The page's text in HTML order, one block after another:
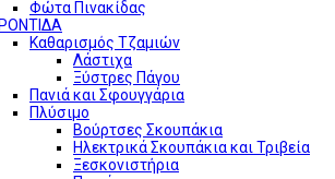
Φώτα Πινακίδας
Καθαρισμός Τζαμιών
Λάστιχα
Ξύστρες Πάγου
Πανιά και Σφουγγάρια
Πλύσιμο
Βούρτσες Σκουπάκια
Ηλεκτρικά Σκουπάκια και Τριβεία
Ξεσκονιστήρια